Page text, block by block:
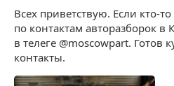
Всех приветствую. Если кто-
по контактам авторазборок
в телеге @moscowpart. Готов
контакты.